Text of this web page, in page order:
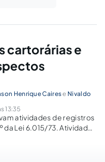
cartorárias e
Henrique Cairese Nivaldo
13:35
atividades de registros
da Lei 6.015/73. Atividade